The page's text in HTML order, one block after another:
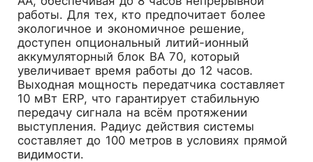
работы. Для тех, кто предпочитает более
экологичное и экономичное решение,
доступен опциональный литий-ионный
аккумуляторный блок BA 70, который
увеличивает время работы до 12 часов.
Выходная мощность передатчика составляет
10 мВт ERP, что гарантирует стабильную
передачу сигнала на всём протяжении
выступления. Радиус действия системы
составляет до 100 метров в условиях прямой
видимости.